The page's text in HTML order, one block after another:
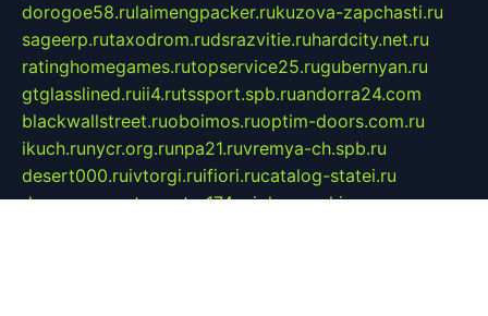
dorogoe58.rulaimengpacker.rukuzova-zapchasti.ru
sageerp.rutaxodrom.rudsrazvitie.ruhardcity.net.ru
ratinghomegames.rutopservice25.rugubernyan.ru
gtglasslined.ruii4.rutssport.spb.ruandorra24.com
blackwallstreet.ruoboimos.ruoptim-doors.com.ru
ikuch.runycr.org.runpa21.ruvremya-ch.spb.ru
desert000.ruivtorgi.ruifiori.rucatalog-statei.ru
dcv.org.ruspetsmaster174.ruipkameryhiseeu.ru